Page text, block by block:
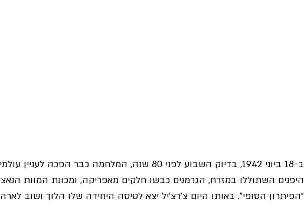
ב-18 ביוני 1942, בדיוק השבוע לפני 80 שנה, המלחמה כבר
היפנים השתוללו במזרח, הגרמנים כבשו חלקים מאפריקה, ומכונת המוות
"הפיתרון הסופי". באותו היום צ'רצ'יל יצא לטיסה היחידה שלו הלוך ושוב